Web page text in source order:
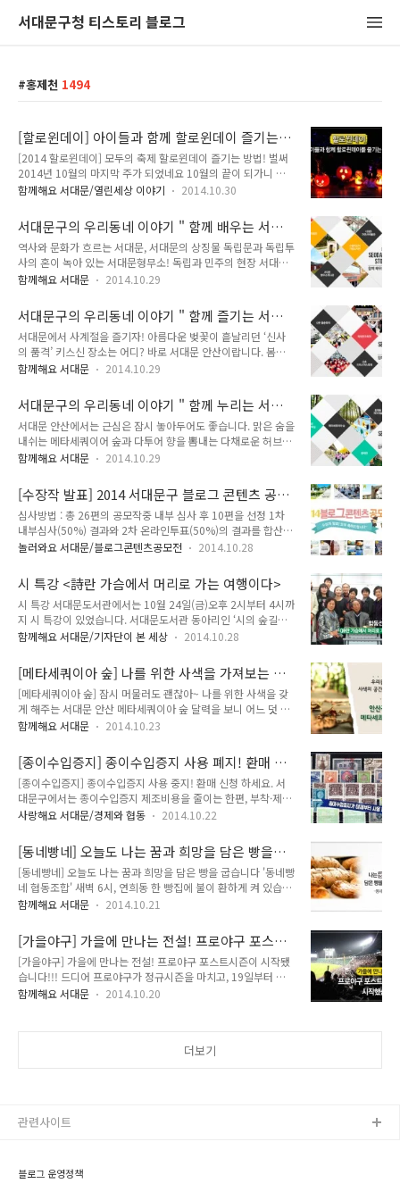
서대문구청 티스토리 블로그
홍제천 1494
[할로윈데이] 아이들과 함께 할로윈데이 즐기는
방법!
[2014 할로윈데이] 모두의 축제 할로윈데이 즐기는 방법! 벌써
2014년 10월의 마지막 주가 되었네요 10월의 끝이 되가니 날
씨도 많이 추워지고 점점 연말 분위기도 나는 것 같네요~ ^^ 이
서 한번 쯤은 아이들이 'Trick or Treat~'를 외치며 집집마다 사
탕을 받으러 다니는 날이 바로 할로윈데이 입니다~ 그럼 지기와
함께 할로윈데이를 즐기기 위해서는 알아야하는 법!! 조금 더 알
아볼까요?^^ 할로윈데이는 10월의 마지막 날에 죽음의 신 삼하
인을 달래는 의식으로 호박 속을 파서 만든 호박등(Jack-o
니다. 할로윈데..
함께해요 서대문/열린세상 이야기 2014.10.30
서대문구의 우리동네 이야기 " 함께 배우는 서대
문 "
역사와 문화가 흐르는 서대문, 서대문의 상징물 독립문과 독립투
사의 혼이 녹아 있는 서대문형무소! 독립과 민주의 현장 서대문
형무소로 역사여행을 떠나보세요~나라사랑의 실천 어렵지 않아
의 사랑으로 지어진 구립이진아기념도서관으로 책의 향기를 느
끼러 떠나보아요. 와!! 공룡이다~~!! 서대문자연사박물관에 오면
아이들의 상상력이 쑥쑥 자란답니다. 독립문이 있는 곳 서대문구
무악재 고개를 신나게 내려오다 보면 도로가에 널찍하게 자리하
고 있는 독립문 공원이 나타납니다. 머리 위로 인왕산이 보이고
선문을 닮은 이국적인 모양새로 우뚝 서서 눈길을 끄는 것이 있
는 데 바로 독립문(사적 제32호)입니다...
함께해요 서대문 2014.10.29
서대문구의 우리동네 이야기 " 함께 즐기는 서대
문 "
서대문에서 사계절을 즐기자! 아름다운 벚꽃이 흩날리던 ‘신사
의 품격’ 키스신 장소는 어디? 바로 서대문 안산이랍니다. 봄내
음 향긋한 ‘서대문 안산 벚꽃 축제’에서 드라마 속 주인공이 되어
엔 ‘신촌 물총 축제’로 오세요. 가을엔 독립의 뜨거운 열기를 느
껴보자! 서대문형무소로 떠나는 ‘서대문 독립 민주 축제’! 여러분
도 독립민주투사가 될 수 있습니다. 추운 겨울, 신촌 연세로에서
사랑을 속삭여 보세요, ‘신촌 크리스마스 축제’에서 따스한 온기
를 나눠보아요. 봄에 만나는 향긋함 봄 바람이 살랑살랑 불어오
나고 싶을 때! 한국관광공사와 (사)한국의 길과 문화에서 추천한
'걷기 좋은길'로..
함께해요 서대문 2014.10.29
서대문구의 우리동네 이야기 " 함께 누리는 서대
문 "
서대문 안산에서는 근심은 잠시 놓아두어도 좋습니다. 맑은 숨을
내쉬는 메타세쿼이어 숲과 다투어 향을 뽐내는 다채로운 허브들
이 우리들을 자연의 품으로 돌아오게 합니다. 은은한 조명 아래
떨 까요? 연인의 손을 잡고 안산자락길을 걸으며 사랑을 축복하
는 숲의 소리를 들어보세요. 도심 속 사색의 공간, 서대문 안산
자락길로 초대합니다. 서대문안산 자락길은 산을 이용하기 힘든
장애인 등 보행약자를 위한 길로 유명합니다. 사회적 보행 약자
의 숲길 이용을 가능하게 하겠다는 발상의 전환에서 비롯되었습
으로 즐기는 특색있는 산책로를 조성하여 찾는 분에게는 감탄사
가 끊이질 않는 곳입니다. 서대문안산 자락..
함께해요 서대문 2014.10.29
[수장작 발표] 2014 서대문구 블로그 콘텐츠 공모
전 수상작 발표
심사방법 : 총 26편의 공모작중 내부 심사 후 10편을 선정 1차
내부심사(50%) 결과와 2차 온라인투표(50%)의 결과를 합산함
- 그림을 클릭하시면 해당 콘텐츠를 확인하실 수 있습니다.
놀러와요 서대문/블로그콘텐츠공모전 2014.10.28
시 특강 <詩란 가슴에서 머리로 가는 여행이다>
시 특강 서대문도서관에서는 10월 24일(금)오후 2시부터 4시까
지 시 특강이 있었습니다. 서대문도서관 동아리인 ‘시의 숲길을
걷다’ 회원들과 일반 신청자들을 위해 마련한 시 특강은 8월부터
세 번의 특강 중 마지막 특강이었습니다. 지난 두 번의 특강 역시
TONG을 통해 소개해드린 적이 있지요. ^^ 8월 : 이영순 시인 특
강 바로 가기 (http://tongblog.sdm.go.kr/2763) 9월 : 신광
호 시인 특강 바로 가기 (http://tongblog.sdm.go.kr/2844)
이날의 특강은 함동선 시인께서 해주셨습니다. 함 시인은 1930
대문학을 통하여 등단하신 후..
함께해요 서대문/기자단이 본 세상 2014.10.28
[메타세쿼이아 숲] 나를 위한 사색을 가져보는 서
대문 안산 메타세쿼이아 숲
[메타세쿼이아 숲] 잠시 머물러도 괜찮아~ 나를 위한 사색을 갖
게 해주는 서대문 안산 메타세쿼이아 숲 달력을 보니 어느 덧 10
월도 중순을 훌쩍 넘겼네요. 초가을을 느낀 게 엊그제 같은데 이
달려왔던 지난날을 생각해보니 작은 여유도 갖지 못한 채 올해도
이렇게 흘려보내고 있는 것 같아요. 지금까지 내가 쌓아 온 시간
과 이야기들을 돌이켜 볼 시간이 필요한 지금, 서울시에서 선정
한 사색공간인 서대문안산공원 메타세쿼이아 숲에서 올해를 되
돌아보면서 여유로운 가을을 만나보는 건 어떨까요? (출처 서울
오기만 했을까?' 라는 생각, 한 번쯤 해보셨죠? 경쟁사회라는 게
어쩔 수 없이 치열하게..
함께해요 서대문 2014.10.23
[종이수입증지] 종이수입증지 사용 폐지! 환매 신
청 받습니다.
[종이수입증지] 종이수입증지 사용 중지! 환매 신청 하세요. 서
대문구에서는 종이수입증지 제조비용을 줄이는 한편, 부착·제
출에 따른 불편이나 증지분실, 훼손, 위·변조, 재사용에 따른 부
다!! 자세한 소식 와 함께 알아보시죠~!! 종이수입증지 환급신청
- 집중신청기간 : 2014. 12. 31까지 - 대 상 자 : 서대문구 종이수
입증지 보유자 - 환매금액 : 종이수입증지 액면금액의 100분의
95에 상당하는 금액 (10원 미만은 계산하지 아니함) - 환매 제외
대상 : 오손 또는 훼손되어 환매가 부적합하다고 인정되는 것 -
출 처 : 방문접수(서대문구청 5층 재무과) 또는 우편발송(종..
사랑해요 서대문/경제와 협동 2014.10.22
[동네빵네] 오늘도 나는 꿈과 희망을 담은 빵을
굽습니다 '동네빵네 협동조합
[동네빵네] 오늘도 나는 꿈과 희망을 담은 빵을 굽습니다 '동네빵
네 협동조합' 새벽 6시, 연희동 한 빵집에 불이 환하게 켜 있습니
다. 출근과 등교로 바쁜 손님들에게 갓 구운 따뜻한 빵을 드리기
는 가게는 동네 빵집들이랍니다. (출처 KBS 2TV 다큐멘터리 3
일 캡쳐) 1990년대 이후 대기업 프랜차이즈 제과점이 우후죽순
늘어나면서 골목을 지켜온 많은 동네 빵집들이 문을 닫게 되었
죠. 브랜드 파워를 앞세운 대기업의 마케팅과 자본력을 소상공인
들이 감당할 수 없었기 때문입니다. 작은 가게에서 몇 개 안되는
함께해요 서대문 2014.10.21
[가을야구] 가을에 만나는 전설! 프로야구 포스트
시즌이 시작했습니다!!
[가을야구] 가을에 만나는 전설! 프로야구 포스트시즌이 시작됐
습니다!!! 드디어 프로야구가 정규시즌을 마치고, 19일부터 가
을 야구를 시작했답니다. 준플레이오프를 시작으로 정규시즌 1
결하게 되었네요. 1차전은 LG가 먼저 기선제압을 했습니다. NC
히나 이번 준플레이오프는 정규시즌 3..
함께해요 서대문 2014.10.20
더보기
블로그 운영정책
관련사이트